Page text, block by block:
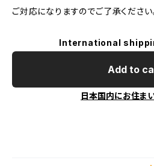
ご対応になりますのでご了承ください
International
Add to
日本国内にお住ま